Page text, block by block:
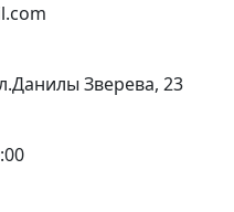
Зверева, 23